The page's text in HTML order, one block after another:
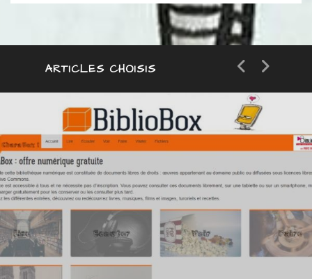
ARTICLES CHOISIS